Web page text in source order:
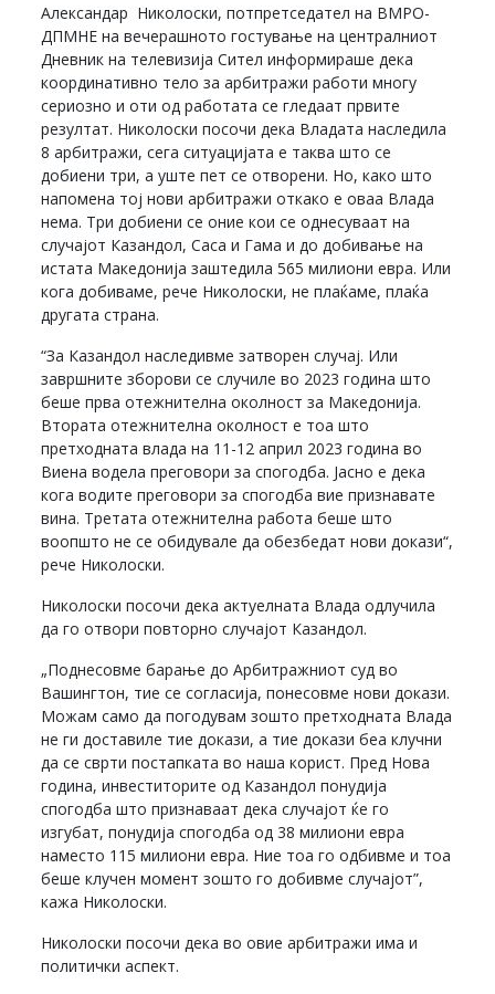
Александар Николоски, потпретседател на ВМРО-
ДПМНЕ на вечерашното гостување на централниот
Дневник на телевизија Сител информираше дека
координативно тело за арбитражи работи многу
сериозно и оти од работата се гледаат првите
резултат. Николоски посочи дека Владата наследила
8 арбитражи, сега ситуацијата е таква што се
добиени три, а уште пет се отворени. Но, како што
напомена тој нови арбитражи откако е оваа Влада
нема. Три добиени се оние кои се однесуваат на
случајот Казандол, Саса и Гама и до добивање на
истата Македонија заштедила 565 милиони евра. Или
кога добиваме, рече Николоски, не плаќаме, плаќа
другата страна.
“За Казандол наследивме затворен случај. Или
завршните зборови се случиле во 2023 година што
беше прва отежнителна околност за Македонија.
Втората отежнителна околност е тоа што
претходната влада на 11-12 април 2023 година во
Виена водела преговори за спогодба. Јасно е дека
кога водите преговори за спогодба вие признавате
вина. Третата отежнителна работа беше што
воопшто не се обидувале да обезбедат нови докази“,
рече Николоски.
Николоски посочи дека актуелната Влада одлучила
да го отвори повторно случајот Казандол.
„Поднесовме барање до Арбитражниот суд во
Вашингтон, тие се согласија, понесовме нови докази.
Можам само да погодувам зошто претходната Влада
не ги доставиле тие докази, а тие докази беа клучни
да се сврти постапката во наша корист. Пред Нова
година, инвеститорите од Казандол понудија
спогодба што признаваат дека случајот ќе го
изгубат, понудија спогодба од 38 милиони евра
наместо 115 милиони евра. Ние тоа го одбивме и тоа
беше клучен момент зошто го добивме случајот”,
кажа Николоски.
Николоски посочи дека во овие арбитражи има и
политички аспект.